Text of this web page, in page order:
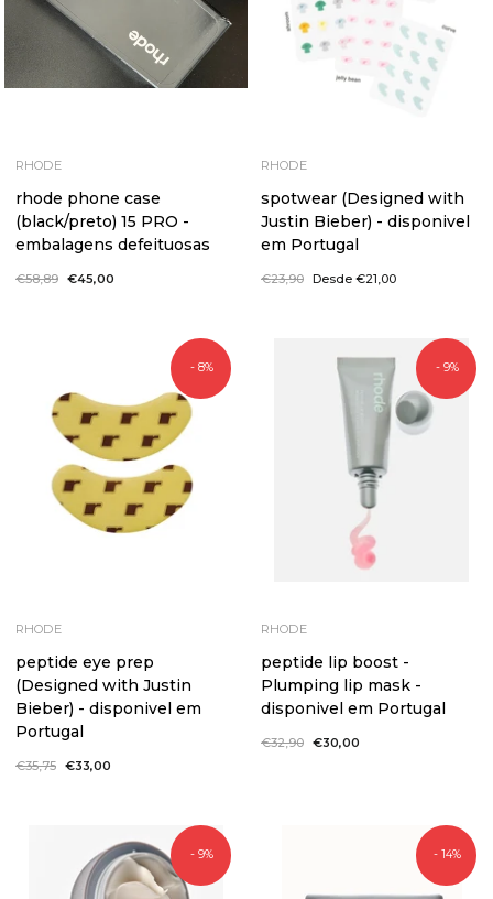
RHODE
rhode phone case
(black/preto) 15 PRO -
embalagens defeituosas
Preço
€58,89 Preço
€45,00
RHODE
spotwear (Designed with
Justin Bieber) - disponivel
em Portugal
Preço
€23,90 Preço
Desde €21,00
- 8%
RHODE
peptide eye prep
(Designed with Justin
Bieber) - disponivel em
Portugal
Preço
€35,75 Preço
€33,00
- 9%
RHODE
peptide lip boost -
Plumping lip mask -
disponivel em Portugal
Preço
€32,90 Preço
€30,00
- 9% - 14%